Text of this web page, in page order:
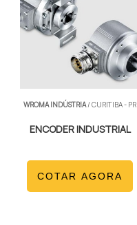
WROMA INDÚSTRIA/ CURITIBA - PR
ENCODER INDUSTRIAL
COTAR AGORA